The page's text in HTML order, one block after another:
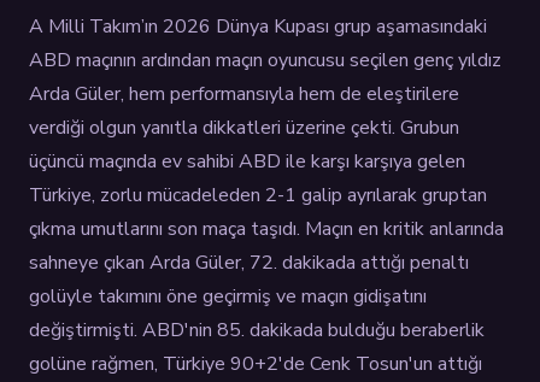
A Milli Takım’ın 2026 Dünya Kupası grup aşamasındaki
ABD maçının ardından maçın oyuncusu seçilen genç yıldız
Arda Güler, hem performansıyla hem de eleştirilere
verdiği olgun yanıtla dikkatleri üzerine çekti. Grubun
üçüncü maçında ev sahibi ABD ile karşı karşıya gelen
Türkiye, zorlu mücadeleden 2-1 galip ayrılarak gruptan
çıkma umutlarını son maça taşıdı. Maçın en kritik anlarında
sahneye çıkan Arda Güler, 72. dakikada attığı penaltı
golüyle takımını öne geçirmiş ve maçın gidişatını
değiştirmişti. ABD'nin 85. dakikada bulduğu beraberlik
golüne rağmen, Türkiye 90+2'de Cenk Tosun'un attığı